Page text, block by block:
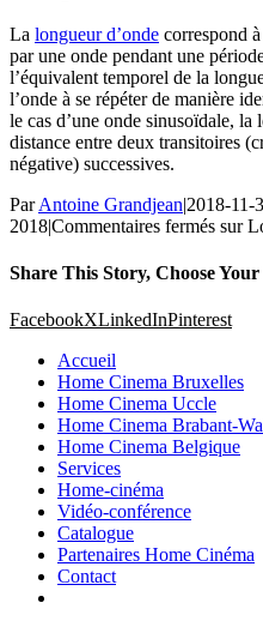
La longueur d’onde correspond
par une onde pendant une
l’équivalent temporel de la
l’onde à se répéter de manière
le cas d’une onde sinusoïdale, la
distance entre deux transitoires
négative) successives.
ParAntoine Grandjean|2018-11-
2018|Commentaires fermés sur
Share This Story, Choose
FacebookXLinkedInPinterest
Accueil
Home Cinema Bruxelles
Home Cinema Uccle
Home Cinema Brabant-
Home Cinema Belgique
Services
Home-cinéma
Vidéo-conférence
Catalogue
Partenaires Home Cinéma
Contact